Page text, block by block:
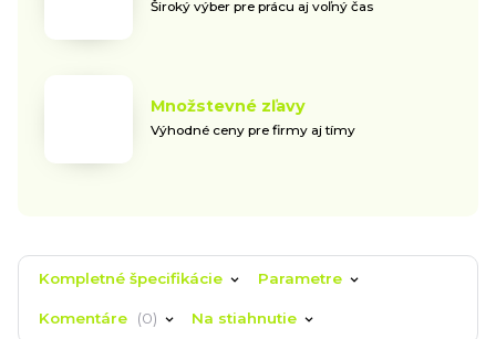
Široký výber pre prácu aj voľný čas
Množstevné zľavy
Výhodné ceny pre firmy aj tímy
Kompletné špecifikácie Parametre
Komentáre 0 Na stiahnutie